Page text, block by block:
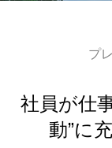
プ
社員が仕
動”に